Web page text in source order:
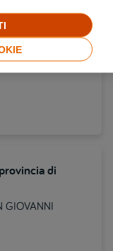
di
di
GIOVANNI